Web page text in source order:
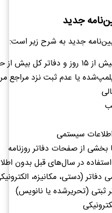
جدید
جدید به شرح زیر است:
از حد مجاز
یا عدم ثبت نزد مراجع
سیستمی
از صفحات دفاتر روزنامه
در سال‌های قبل بدون
(دستی، مکانیزه،
ثبتی (تحریرشده یا نانویس)